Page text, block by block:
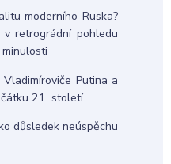
moderního Ruska?
v retrográdní pohledu
Putina a
21. století
důsledek neúspěchu